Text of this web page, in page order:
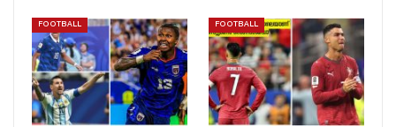
FOOTBALL FOOTBALL